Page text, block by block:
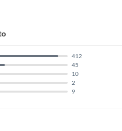
9
2
10
45
412